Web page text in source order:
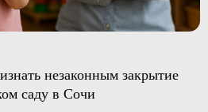
незаконным закрытие
саду в Сочи